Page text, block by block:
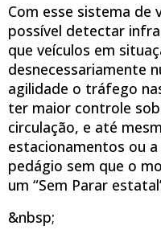
Com esse sistema de
possível detectar
que veículos em
desnecessariamente
agilidade o tráfego
ter maior controle
circulação, e até
estacionamentos ou
pedágio sem que o
um “Sem Parar
&nbsp;